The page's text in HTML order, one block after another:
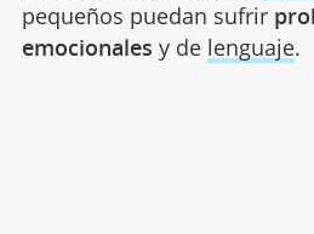
pequeños puedan sufrir
emocionales y de lenguaje.